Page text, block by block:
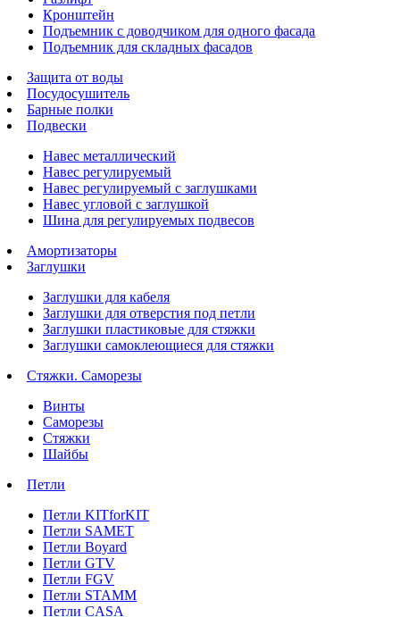
Кронштейн
Подъемник с доводчиком для одного фасада
Подъемник для складных фасадов
Защита от воды
Посудосушитель
Барные полки
Подвески
Навес металлический
Навес регулируемый
Навес регулируемый с заглушками
Навес угловой с заглушкой
Шина для регулируемых подвесов
Амортизаторы
Заглушки
Заглушки для кабеля
Заглушки для отверстия под петли
Заглушки пластиковые для стяжки
Заглушки самоклеющиеся для стяжки
Стяжки. Саморезы
Винты
Саморезы
Стяжки
Шайбы
Петли
Петли KITforKIT
Петли SAMET
Петли Boyard
Петли GTV
Петли FGV
Петли STAMM
Петли CASA